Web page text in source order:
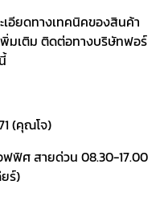
อียดทางเทคนิคของสินค้า
มเติม ติดต่อทางบริษัทฟอร์
(คุณโจ)
ฟิศ สายด่วน 08.30-17.00
ร์)